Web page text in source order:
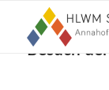
Besuch